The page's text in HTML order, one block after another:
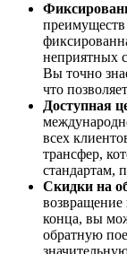
преимуществ
неприятных
Вы точно
что
Доступная
всех
трансфер,
стандартам,
Скидки на
возвращение
конца, вы
обратную